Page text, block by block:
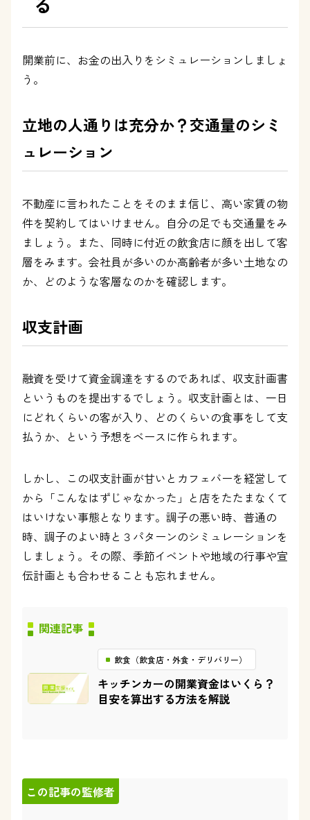
開業前に、お金の出入りをシミュレーションしましょ
う。
立地の人通りは充分か？交通量のシミ
ュレーション
不動産に言われたことをそのまま信じ、高い家賃の物
件を契約してはいけません。自分の足でも交通量をみ
ましょう。また、同時に付近の飲食店に顔を出して客
層をみます。会社員が多いのか高齢者が多い土地なの
か、どのような客層なのかを確認します。
収支計画
融資を受けて資金調達をするのであれば、収支計画書
というものを提出するでしょう。収支計画とは、一日
にどれくらいの客が入り、どのくらいの食事をして支
払うか、という予想をベースに作られます。
しかし、この収支計画が甘いとカフェバーを経営して
から「こんなはずじゃなかった」と店をたたまなくて
はいけない事態となります。調子の悪い時、普通の
時、調子のよい時と３パターンのシミュレーションを
しましょう。その際、季節イベントや地域の行事や宣
伝計画とも合わせることも忘れません。
関連記事
飲食（飲食店・外食・デリバリー）
キッチンカーの開業資金はいくら？
目安を算出する方法を解説
この記事の監修者